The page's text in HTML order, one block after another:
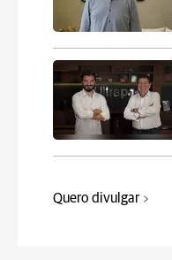
Quero divulgar